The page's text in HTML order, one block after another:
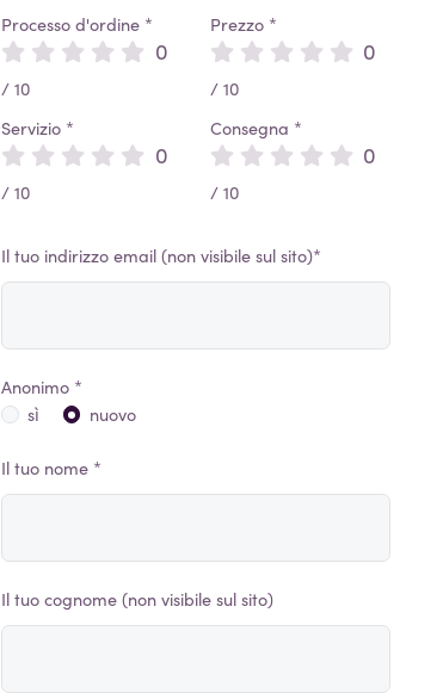
Processo d'ordine *
0
/ 10
Servizio *
0
/ 10
Prezzo *
0
/ 10
Consegna *
0
/ 10
Il tuo indirizzo email (non visibile sul sito)*
Anonimo *
sì
nuovo
Il tuo nome *
Il tuo cognome (non visibile sul sito)